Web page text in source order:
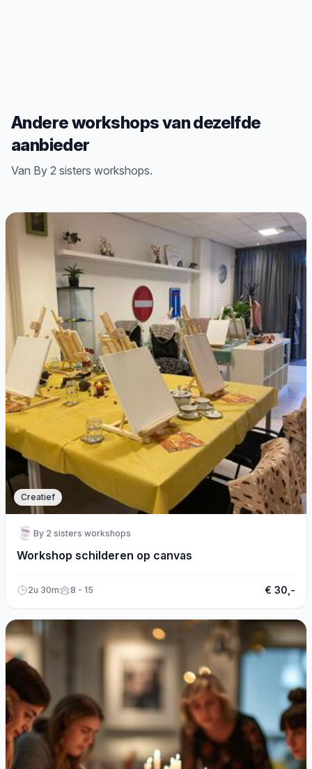
Andere workshops van dezelfde
aanbieder
Van By 2 sisters workshops.
Creatief
By 2 sisters workshops
Workshop schilderen op canvas
2u 30m 8 - 15 € 30,-